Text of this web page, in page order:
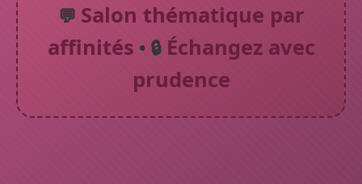
💬 Salon thématique par
affinités • 🔒 Échangez avec
prudence